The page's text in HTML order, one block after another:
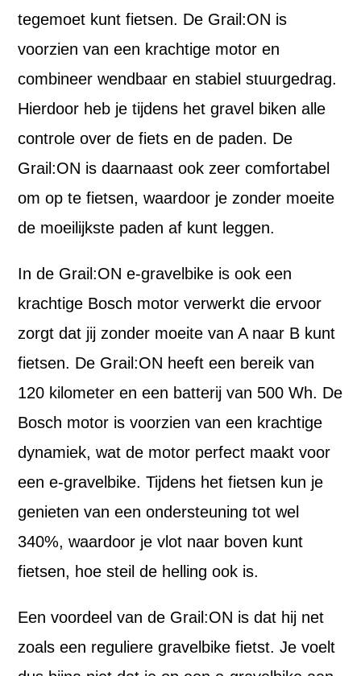
tegemoet kunt fietsen. De Grail:ON is
voorzien van een krachtige motor en
combineer wendbaar en stabiel stuurgedrag.
Hierdoor heb je tijdens het gravel biken alle
controle over de fiets en de paden. De
Grail:ON is daarnaast ook zeer comfortabel
om op te fietsen, waardoor je zonder moeite
de moeilijkste paden af kunt leggen.
In de Grail:ON e-gravelbike is ook een
krachtige Bosch motor verwerkt die ervoor
zorgt dat jij zonder moeite van A naar B kunt
fietsen. De Grail:ON heeft een bereik van
120 kilometer en een batterij van 500 Wh. De
Bosch motor is voorzien van een krachtige
dynamiek, wat de motor perfect maakt voor
een e-gravelbike. Tijdens het fietsen kun je
genieten van een ondersteuning tot wel
340%, waardoor je vlot naar boven kunt
fietsen, hoe steil de helling ook is.
Een voordeel van de Grail:ON is dat hij net
zoals een reguliere gravelbike fietst. Je voelt